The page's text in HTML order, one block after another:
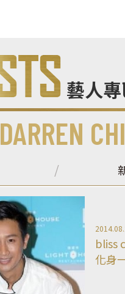
藝人
DARREN
bliss
化身